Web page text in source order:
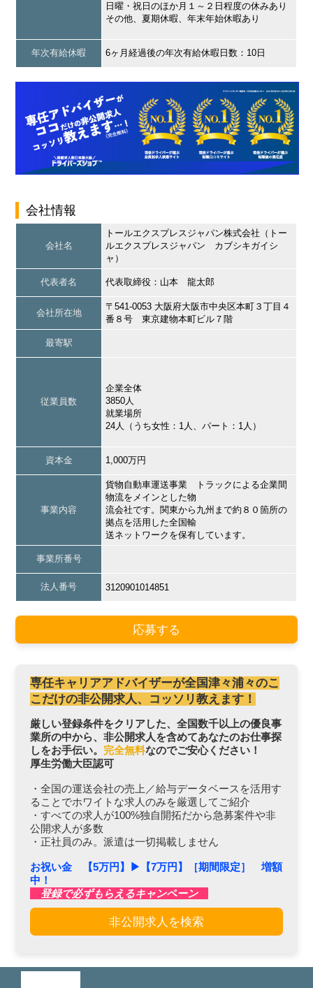
日曜・祝日のほか月１～２日程度の休みあり
その他、夏期休暇、年末年始休暇あり
年次有給休暇 6ヶ月経過後の年次有給休暇日数：10日
会社情報
会社名
トールエクスプレスジャパン株式会社（トー
ルエクスプレスジャパン カブシキガイシ
ャ）
代表者名 代表取締役：山本 龍太郎
会社所在地
〒541-0053 大阪府大阪市中央区本町３丁目４
番８号 東京建物本町ビル７階
最寄駅
従業員数
企業全体
3850人
就業場所
24人（うち女性：1人、パート：1人）
資本金 1,000万円
事業内容
貨物自動車運送事業 トラックによる企業間
物流をメインとした物
流会社です。関東から九州まで約８０箇所の
拠点を活用した全国輸
送ネットワークを保有しています。
事業所番号
法人番号 3120901014851
応募する
専任キャリアアドバイザーが全国津々浦々のこ
こだけの非公開求人、コッソリ教えます！
厳しい登録条件をクリアした、全国数千以上の優良事
業所の中から、非公開求人を含めてあなたのお仕事探
しをお手伝い。 完全無料なのでご安心ください！
厚生労働大臣認可
・全国の運送会社の売上／給与データベースを活用す
ることでホワイトな求人のみを厳選してご紹介
・すべての求人が100%独自開拓だから急募案件や非
公開求人が多数
・正社員のみ。派遣は一切掲載しません
お祝い金 【5万円】▶︎【7万円】［期間限定］ 増額
中！
登録で必ずもらえるキャンペーン
非公開求人を検索